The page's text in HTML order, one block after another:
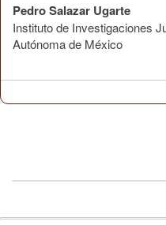
Pedro Salazar Ugarte
Instituto de Investigaciones
Autónoma de México